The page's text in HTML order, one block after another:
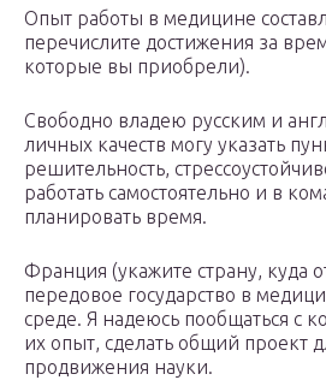
Опыт работы в медицине
перечислите достижения за
которые вы приобрели).
Свободно владею русским и
личных качеств могу указать
решительность,
работать самостоятельно и в
планировать время.
Франция (укажите страну, куда
передовое государство в
среде. Я надеюсь пообщаться с
их опыт, сделать общий проект
продвижения науки.